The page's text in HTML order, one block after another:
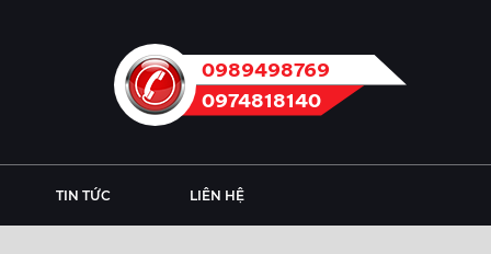
0989498769
0974818140
TIN TỨC LIÊN HỆ